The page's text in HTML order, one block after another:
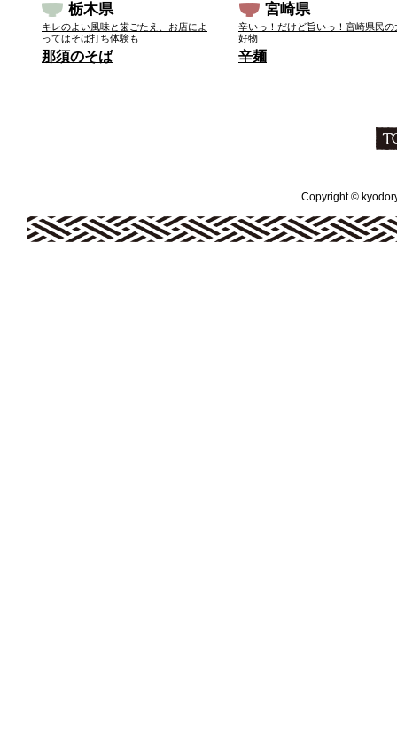
栃木県
キレのよい風味と歯ごたえ、お店によ
ってはそば打ち体験も
那須のそば
宮崎県
辛いっ！だけど旨いっ！宮崎県民の
好物
辛麺
Copyright ©